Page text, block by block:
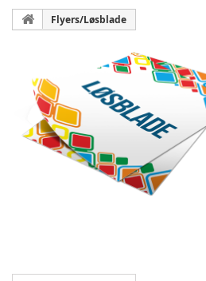
Flyers/Løsblade